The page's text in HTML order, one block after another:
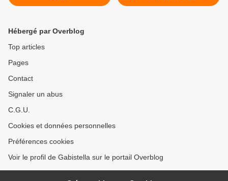
Hébergé par Overblog
Top articles
Pages
Contact
Signaler un abus
C.G.U.
Cookies et données personnelles
Préférences cookies
Voir le profil de Gabistella sur le portail Overblog